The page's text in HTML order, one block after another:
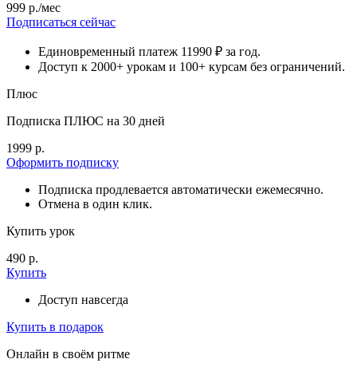
999 р./мес
Подписаться сейчас
Единовременный платеж 11990 ₽ за год.
Доступ к 2000+ урокам и 100+ курсам без ограничений.
Плюс
Подписка ПЛЮС на 30 дней
1999 р.
Оформить подписку
Подписка продлевается автоматически ежемесячно.
Отмена в один клик.
Купить урок
490 р.
Купить
Доступ навсегда
Купить в подарок
Онлайн в своём ритме